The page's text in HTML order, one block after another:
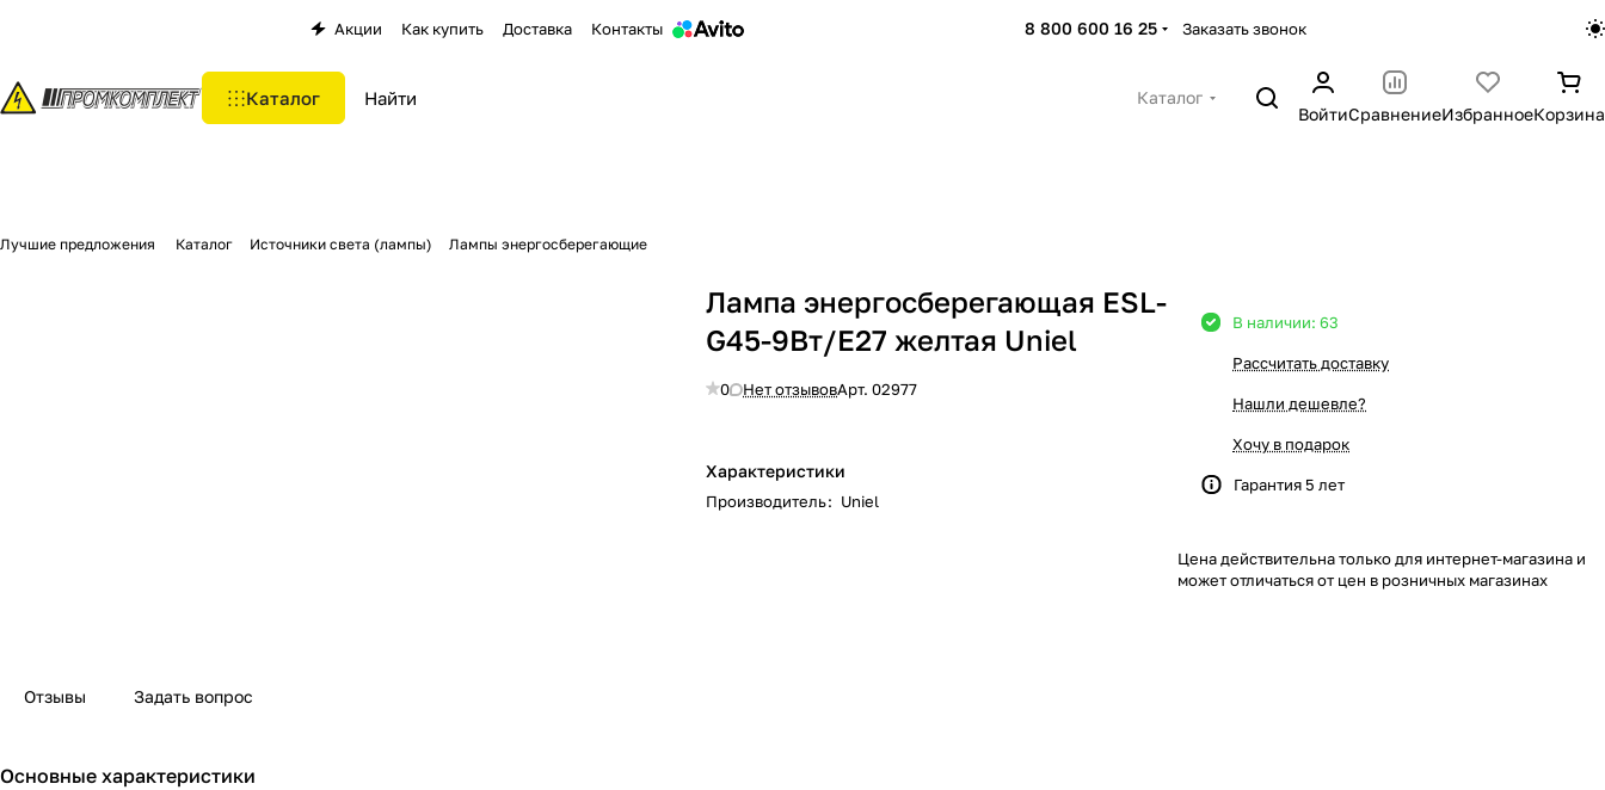
Акции Как купить Доставка Контакты 8 800 600 16 25 Заказать звонок
Каталог
Каталог
ВойтиСравнениеИзбранноеКорзина
Лучшие предложения Каталог Источники света (лампы) Лампы энергосберегающие
Лампа энергосберегающая ESL-
G45-9Вт/E27 желтая Uniel
0 Нет отзывовАрт.02977
Характеристики
Производитель: Uniel
В наличии: 63
Рассчитать доставку
Нашли дешевле?
Хочу в подарок
Гарантия 5 лет
Цена действительна только для интернет-магазина и
может отличаться от цен в розничных магазинах
Отзывы Задать вопрос
Основные характеристики